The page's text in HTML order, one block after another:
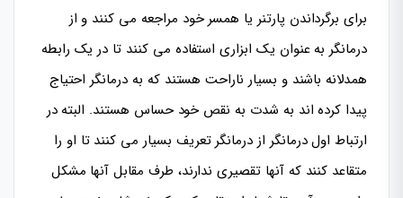
برای برگرداندن پارتنر یا همسر خود مراجعه می کنند و از
درمانگر به عنوان یک ابزاری استفاده می کنند تا در یک رابطه
همدلانه باشند و بسیار ناراحت هستند که به درمانگر احتیاج
پیدا کرده اند به شدت به نقص خود حساس هستند. البته در
ارتباط اول درمانگر از درمانگر تعریف بسیار می کنند تا او را
متقاعد کنند که آنها تقصیری ندارند، طرف مقابل آنها مشکل